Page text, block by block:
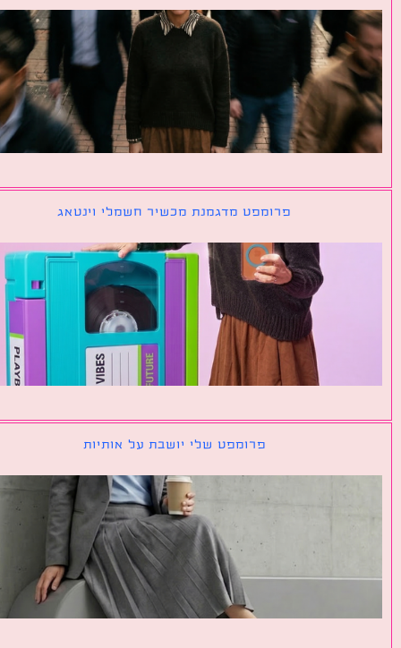
פרומפט מדגמנת מכשיר חשמלי וינטאג
פרומפט שלי יושבת על אותיות